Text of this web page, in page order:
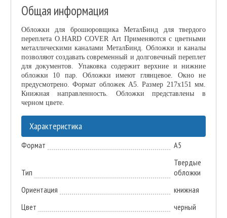
Общая информация
Обложки для брошюровщика МеталБинд для твердого
переплета O.HARD COVER Art Применяются с цветными
металлическими каналами МеталБинд. Обложки и каналы
позволяют создавать современный и долговечный переплет
для документов. Упаковка содержит верхние и нижние
обложки 10 пар. Обложки имеют глянцевое. Окно не
предусмотрено. Формат обложек А5. Размер 217х151 мм.
Книжная направленность. Обложки представлены в
черном цвете.
Характеристика
Формат А5
Тип
Твердые
обложки
Ориентация
книжная
Цвет
черный